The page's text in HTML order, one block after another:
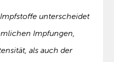
unterscheidet
Impfungen,
als auch der